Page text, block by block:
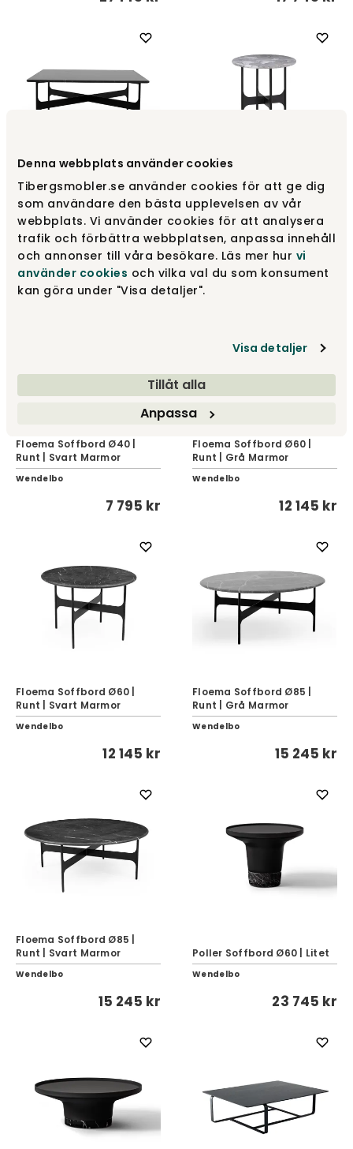
Denna webbplats använder cookies
Tibergsmobler.se använder cookies för att ge dig
som användare den bästa upplevelsen av vår
webbplats. Vi använder cookies för att analysera
trafik och förbättra webbplatsen, anpassa innehåll
och annonser till våra besökare. Läs mer hur vi
använder cookies och vilka val du som konsument
kan göra under "Visa detaljer".
Visa detaljer
Tillåt alla
Anpassa
Floema Soffbord 80x80 |
Kvadratiskt | Svart
Marmor
Wendelbo
17 745 kr
Floema Soffbord Ø40 |
Runt | Grå Marmor
7 795 kr
Floema Soffbord Ø40 |
Runt | Svart Marmor
Wendelbo
7 795 kr
Floema Soffbord Ø60 |
Runt | Grå Marmor
Wendelbo
12 145 kr
Floema Soffbord Ø60 |
Runt | Svart Marmor
Wendelbo
12 145 kr
Floema Soffbord Ø85 |
Runt | Grå Marmor
Wendelbo
15 245 kr
Floema Soffbord Ø85 |
Runt | Svart Marmor
Wendelbo
15 245 kr
Poller Soffbord Ø60 | Litet
Wendelbo
23 745 kr